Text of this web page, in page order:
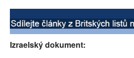
Izraelský dokument: